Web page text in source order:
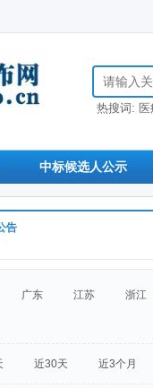
搜索招标信
热搜词:
中标候选人公示
告
广东 江苏 浙江
近30天 近3个月